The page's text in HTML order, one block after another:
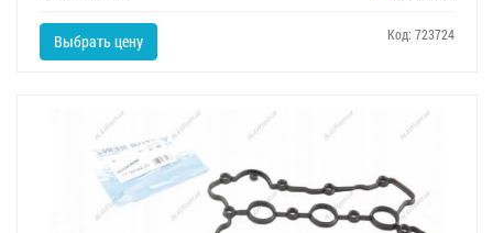
Выбрать цену Код: 723724